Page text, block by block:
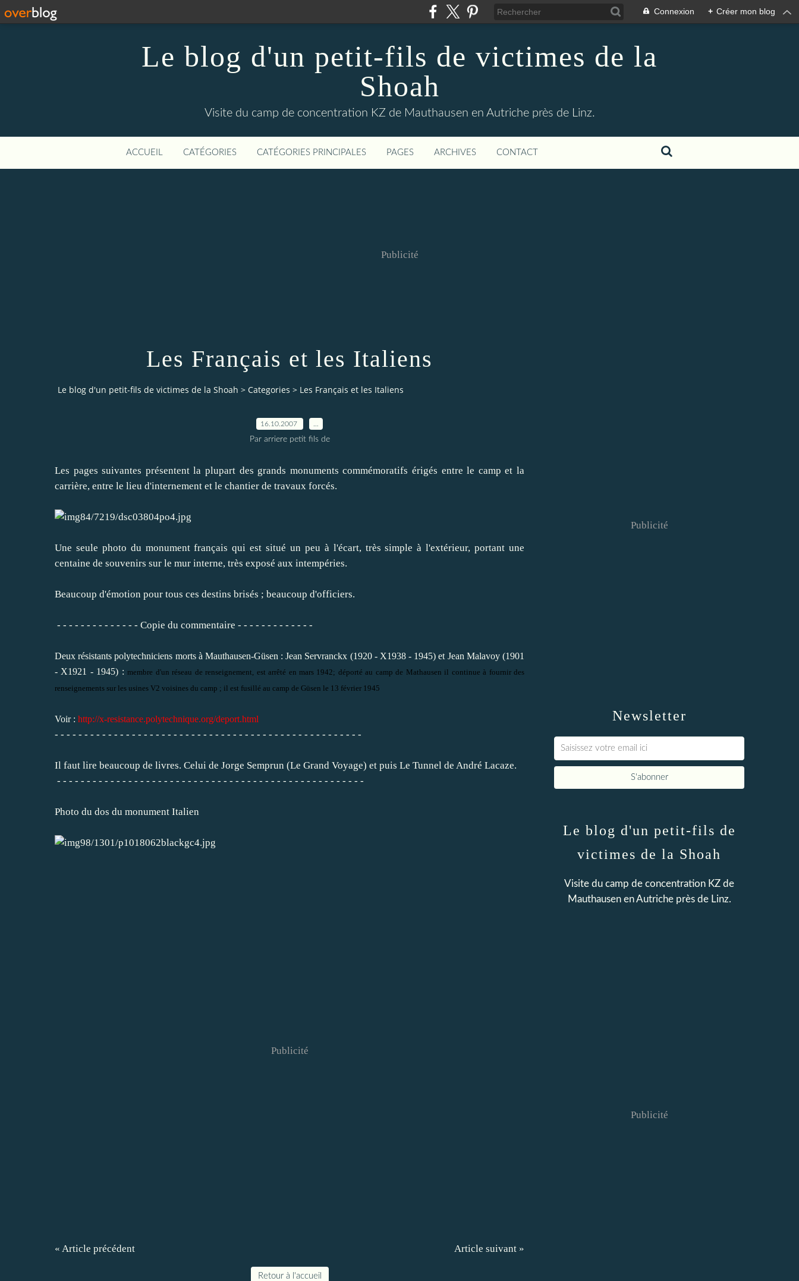
Connexion + Créer mon blog
Le blog d'un petit-fils de victimes de la
Shoah
Visite du camp de concentration KZ de Mauthausen en Autriche près de Linz.
ACCUEIL CATÉGORIES CATÉGORIES PRINCIPALES PAGES ARCHIVES CONTACT
Publicité
Les Français et les Italiens
Le blog d'un petit-fils de victimes de la Shoah > Categories > Les Français et les Italiens
16.10.2007
Par arriere petit fils de
Les pages suivantes présentent la plupart des grands monuments commémoratifs érigés entre le camp et la
carrière, entre le lieu d'internement et le chantier de travaux forcés.
Une seule photo du monument français qui est situé un peu à l'écart, très simple à l'extérieur, portant une
centaine de souvenirs sur le mur interne, très exposé aux intempéries.
Beaucoup d'émotion pour tous ces destins brisés ; beaucoup d'officiers.
- - - - - - - - - - - - - - Copie du commentaire - - - - - - - - - - - - -
Deux résistants polytechniciens morts à Mauthausen-Güsen : Jean Servranckx (1920 - X1938 - 1945) et Jean Malavoy (1901
- X1921 - 1945) : membre d'un réseau de renseignement, est arrêté en mars 1942; déporté au camp de Mathausen il continue à fournir des
renseignements sur les usines V2 voisines du camp ; il est fusillé au camp de Güsen le 13 février 1945
Voir : http://x-resistance.polytechnique.org/deport.html
- - - - - - - - - - - - - - - - - - - - - - - - - - - - - - - - - - - - - - - - - - - - - - - - - - - -
Il faut lire beaucoup de livres. Celui de Jorge Semprun (Le Grand Voyage) et puis Le Tunnel de André Lacaze.
- - - - - - - - - - - - - - - - - - - - - - - - - - - - - - - - - - - - - - - - - - - - - - - - - - - -
Photo du dos du monument Italien
Publicité
« Article précédent Article suivant »
Retour à l'accueil
Newsletter
Publicité
Le blog d'un petit-fils de
victimes de la Shoah
Visite du camp de concentration KZ de
Mauthausen en Autriche près de Linz.
Publicité